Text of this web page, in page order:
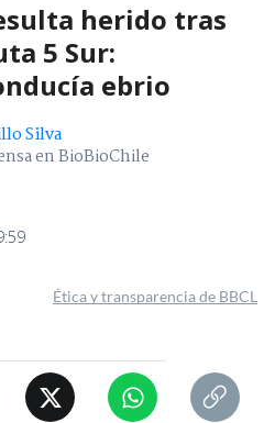
herido tras
5 Sur:
ebrio
Silva
en BioBioChile
Ética y transparencia de BBCL